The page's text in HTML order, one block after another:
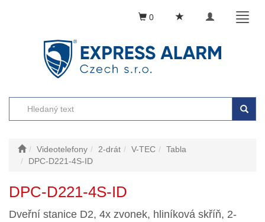
Toggle
0
Videotelefony 2-drát V-TEC
Tabla
DPC-D221-4S-ID
DPC-D221-4S-ID
Dveřní stanice D2, 4x zvonek, hliníková skříň, 2-